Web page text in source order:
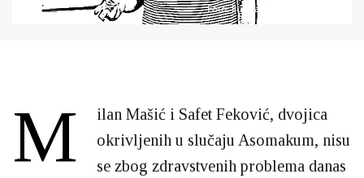
Foto: Ilustracija: Boban Đuričić
M
ilan Mašić i Safet Feković, dvojica
okrivljenih u slučaju Asomakum, nisu
se zbog zdravstvenih problema danas